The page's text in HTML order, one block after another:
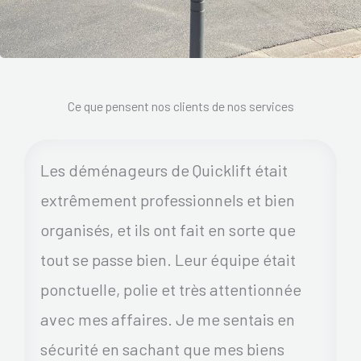
Ce que pensent nos clients de nos services
Les déménageurs de Quicklift était
extrêmement professionnels et bien
organisés, et ils ont fait en sorte que
tout se passe bien. Leur équipe était
ponctuelle, polie et très attentionnée
avec mes affaires. Je me sentais en
sécurité en sachant que mes biens